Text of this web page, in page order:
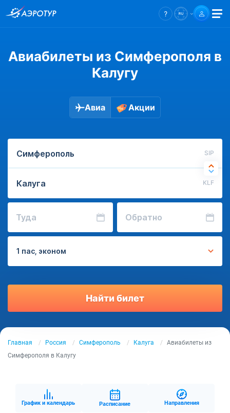
Авиабилеты из Симферополя в
Калугу
Авиа Акции
SIP
KLF
Туда Обратно
1 пас, эконом
Найти билет
Главная Россия Симферополь Калуга
Авиабилеты из
Симферополя в Калугу
График и календарь Расписание Направления